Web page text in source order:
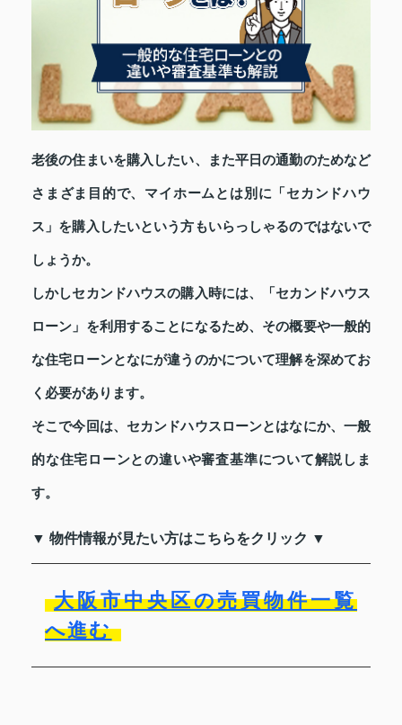
老後の住まいを購入したい、また平日の通勤のためなど
さまざま目的で、マイホームとは別に「セカンドハウ
ス」を購入したいという方もいらっしゃるのではないで
しょうか。
しかしセカンドハウスの購入時には、「セカンドハウス
ローン」を利用することになるため、その概要や一般的
な住宅ローンとなにが違うのかについて理解を深めてお
く必要があります。
そこで今回は、セカンドハウスローンとはなにか、一般
的な住宅ローンとの違いや審査基準について解説しま
す。
▼ 物件情報が見たい方はこちらをクリック ▼
大阪市中央区の売買物件一覧
へ進む